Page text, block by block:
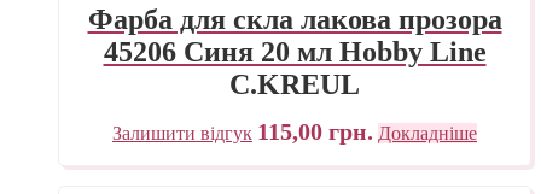
Фарба для скла лакова прозора
45206 Синя 20 мл Hobby Line
C.KREUL
Залишити відгук 115,00 грн. Докладніше